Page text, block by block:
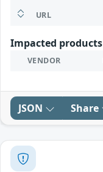
URL
Impacted products
VENDOR
JSON Share